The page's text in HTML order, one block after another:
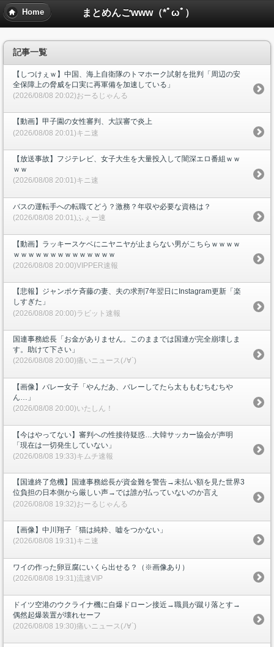
まとめんごwww（*ﾟωﾟ）
Home
記事一覧
【しつけぇｗ】中国、海上自衛隊のトマホーク試射を批判「周辺の安
全保障上の脅威を口実に再軍備を加速している」
(2026/08/08 20:02)おーるじゃんる
【動画】甲子園の女性審判、大誤審で炎上
(2026/08/08 20:01)キニ速
【放送事故】フジテレビ、女子大生を大量投入して闇深エロ番組ｗｗ
ｗｗ
(2026/08/08 20:01)キニ速
バスの運転手への転職てどう？激務？年収や必要な資格は？
(2026/08/08 20:01)ふぇー速
【動画】ラッキースケベにニヤニヤが止まらない男がこちらｗｗｗｗ
ｗｗｗｗｗｗｗｗｗｗｗｗｗｗ
(2026/08/08 20:00)VIPPER速報
【悲報】ジャンポケ斉藤の妻、夫の求刑7年翌日にInstagram更新「楽
しすぎた」
(2026/08/08 20:00)ラビット速報
国連事務総長「お金がありません。このままでは国連が完全崩壊しま
す。助けて下さい」
(2026/08/08 20:00)痛いニュース(ﾉ∀`)
【画像】バレー女子「やんだあ、バレーしてたら太ももむちむちや
ん…」
(2026/08/08 20:00)いたしん！
【今はやってない】審判への性接待疑惑…大韓サッカー協会が声明
「現在は一切発生していない」
(2026/08/08 19:33)キムチ速報
【国連終了危機】国連事務総長が資金難を警告→未払い額を見た世界3
位負担の日本側から厳しい声→では誰が払っていないのか言え
(2026/08/08 19:32)おーるじゃんる
【画像】中川翔子「猫は純粋、嘘をつかない」
(2026/08/08 19:31)キニ速
ワイの作った卵豆腐にいくら出せる？（※画像あり）
(2026/08/08 19:31)流速VIP
ドイツ空港のウクライナ機に自爆ドローン接近→職員が蹴り落とす→
偶然起爆装置が壊れセーフ
(2026/08/08 19:30)痛いニュース(ﾉ∀`)